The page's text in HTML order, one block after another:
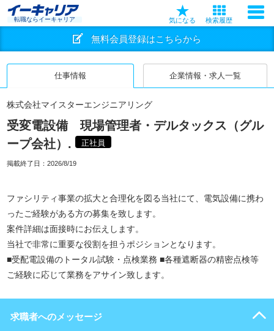
転職ならイーキャリア 気になる 検索履歴
無料会員登録はこちらから
仕事情報 企業情報・求人一覧
株式会社マイスターエンジニアリング
受変電設備 現場管理者・デルタックス（グル
ープ会社）.
正社員
掲載終了日： 2026/8/19
ファシリティ事業の拡大と合理化を図る当社にて、電気設備に携わ
ったご経験がある方の募集を致します。
案件詳細は面接時にお伝えします。
当社で非常に重要な役割を担うポジションとなります。
■受配電設備のトータル試験・点検業務 ■各種遮断器の精密点検等
ご経験に応じて業務をアサイン致します。
求職者へのメッセージ